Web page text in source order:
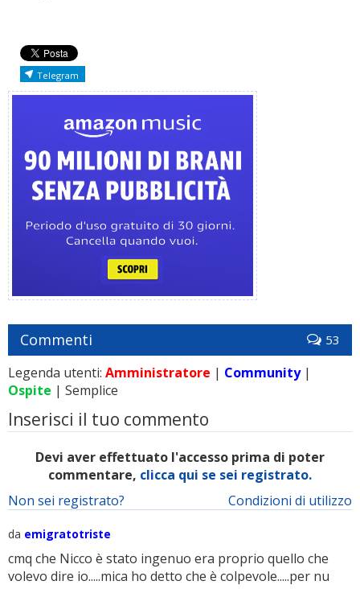
Telegram
Commenti 53
Legenda utenti: Amministratore | Community|
Ospite | Semplice
Inserisci il tuo commento
Devi aver effettuato l'accesso prima di poter
commentare, clicca qui se sei registrato.
Condizioni di utilizzo
Non sei registrato?
da emigratotriste
cmq che Nicco è stato ingenuo era proprio quello che
volevo dire io.....mica ho detto che è colpevole.....per nu